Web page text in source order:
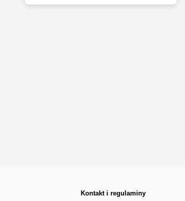
Kontakt i regulaminy